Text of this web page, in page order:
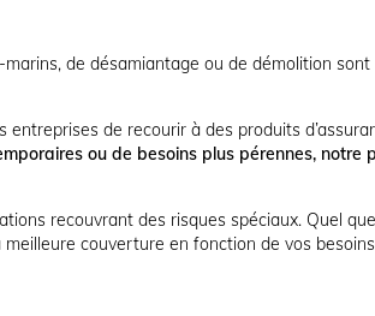
de désamiantage ou de démolition
de recourir à des produits
ou de besoins plus pérennes,
recouvrant des risques spéciaux. Quel
couverture en fonction de vos